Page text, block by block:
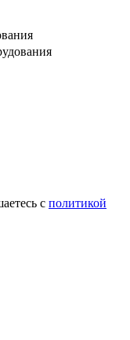
с политикой